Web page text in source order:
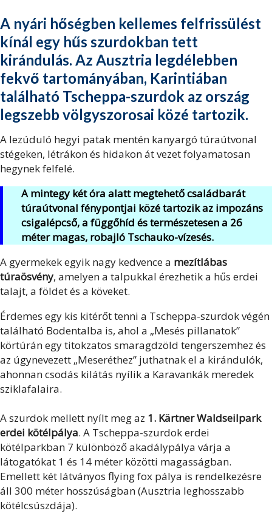
A nyári hőségben kellemes felfrissülést
kínál egy hűs szurdokban tett
kirándulás. Az Ausztria legdélebben
fekvő tartományában, Karintiában
található Tscheppa-szurdok az ország
legszebb völgyszorosai közé tartozik.
A lezúduló hegyi patak mentén kanyargó túraútvonal
stégeken, létrákon és hidakon át vezet folyamatosan
hegynek felfelé.
A mintegy két óra alatt megtehető családbarát
túraútvonal fénypontjai közé tartozik az impozáns
csigalépcső, a függőhíd és természetesen a 26
méter magas, robajló Tschauko-vízesés.
A gyermekek egyik nagy kedvence a mezítlábas
túraösvény, amelyen a talpukkal érezhetik a hűs erdei
talajt, a földet és a köveket.
Érdemes egy kis kitérőt tenni a Tscheppa-szurdok végén
található Bodentalba is, ahol a „Mesés pillanatok”
körtúrán egy titokzatos smaragdzöld tengerszemhez és
az úgynevezett „Meseréthez” juthatnak el a kirándulók,
ahonnan csodás kilátás nyílik a Karavankák meredek
sziklafalaira.
A szurdok mellett nyílt meg az 1. Kärtner Waldseilpark
erdei kötélpálya. A Tscheppa-szurdok erdei
kötélparkban 7 különböző akadálypálya várja a
látogatókat 1 és 14 méter közötti magasságban.
Emellett két látványos flying fox pálya is rendelkezésre
áll 300 méter hosszúságban (Ausztria leghosszabb
kötélcsúszdája).